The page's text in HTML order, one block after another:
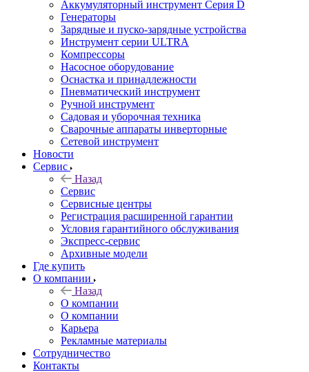
Аккумуляторный инструмент Серия D
Генераторы
Зарядные и пуско-зарядные устройства
Инструмент серии ULTRA
Компрессоры
Насосное оборудование
Оснастка и принадлежности
Пневматический инструмент
Ручной инструмент
Садовая и уборочная техника
Сварочные аппараты инверторные
Сетевой инструмент
Новости
Сервис
Назад
Сервис
Сервисные центры
Регистрация расширенной гарантии
Условия гарантийного обслуживания
Экспресс-сервис
Архивные модели
Где купить
О компании
Назад
О компании
О компании
Карьера
Рекламные материалы
Сотрудничество
Контакты